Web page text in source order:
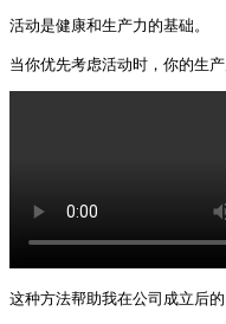
活动是健康和生产力的基础。
当你优先考虑活动时，你的生
这种方法帮助我在公司成立后